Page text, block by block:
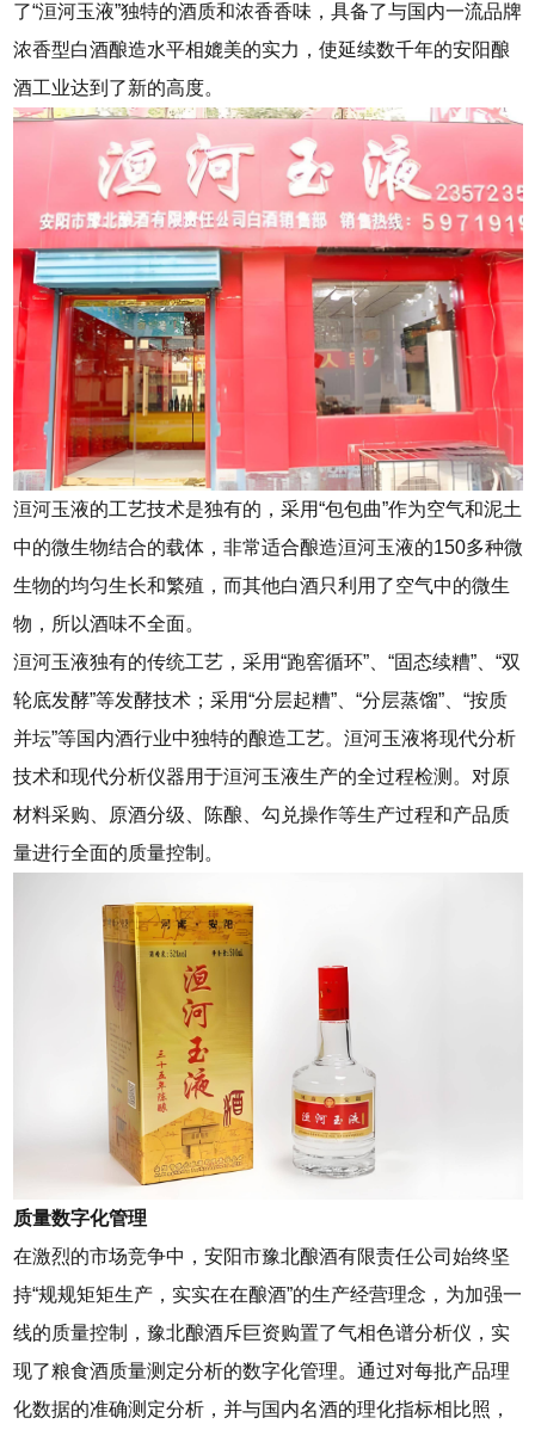
了“洹河玉液”独特的酒质和浓香香味，具备了与国内一流品牌
浓香型白酒酿造水平相媲美的实力，使延续数千年的安阳酿
酒工业达到了新的高度。
洹河玉液的工艺技术是独有的，采用“包包曲”作为空气和泥土
中的微生物结合的载体，非常适合酿造洹河玉液的150多种微
生物的均匀生长和繁殖，而其他白酒只利用了空气中的微生
物，所以酒味不全面。
洹河玉液独有的传统工艺，采用“跑窖循环”、“固态续糟”、“双
轮底发酵”等发酵技术；采用“分层起糟”、“分层蒸馏”、“按质
并坛”等国内酒行业中独特的酿造工艺。洹河玉液将现代分析
技术和现代分析仪器用于洹河玉液生产的全过程检测。对原
材料采购、原酒分级、陈酿、勾兑操作等生产过程和产品质
量进行全面的质量控制。
质量数字化管理
在激烈的市场竞争中，安阳市豫北酿酒有限责任公司始终坚
持“规规矩矩生产，实实在在酿酒”的生产经营理念，为加强一
线的质量控制，豫北酿酒斥巨资购置了气相色谱分析仪，实
现了粮食酒质量测定分析的数字化管理。通过对每批产品理
化数据的准确测定分析，并与国内名酒的理化指标相比照，